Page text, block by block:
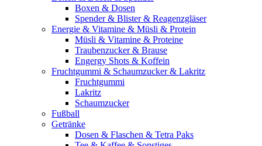
Boxen & Dosen
Spender & Blister & Reagenzgläser
Energie & Vitamine & Müsli & Protein
Müsli & Vitamine & Proteine
Traubenzucker & Brause
Engergy Shots & Koffein
Fruchtgummi & Schaumzucker & Lakritz
Fruchtgummi
Lakritz
Schaumzucker
Fußball
Getränke
Dosen & Flaschen & Tetra Paks